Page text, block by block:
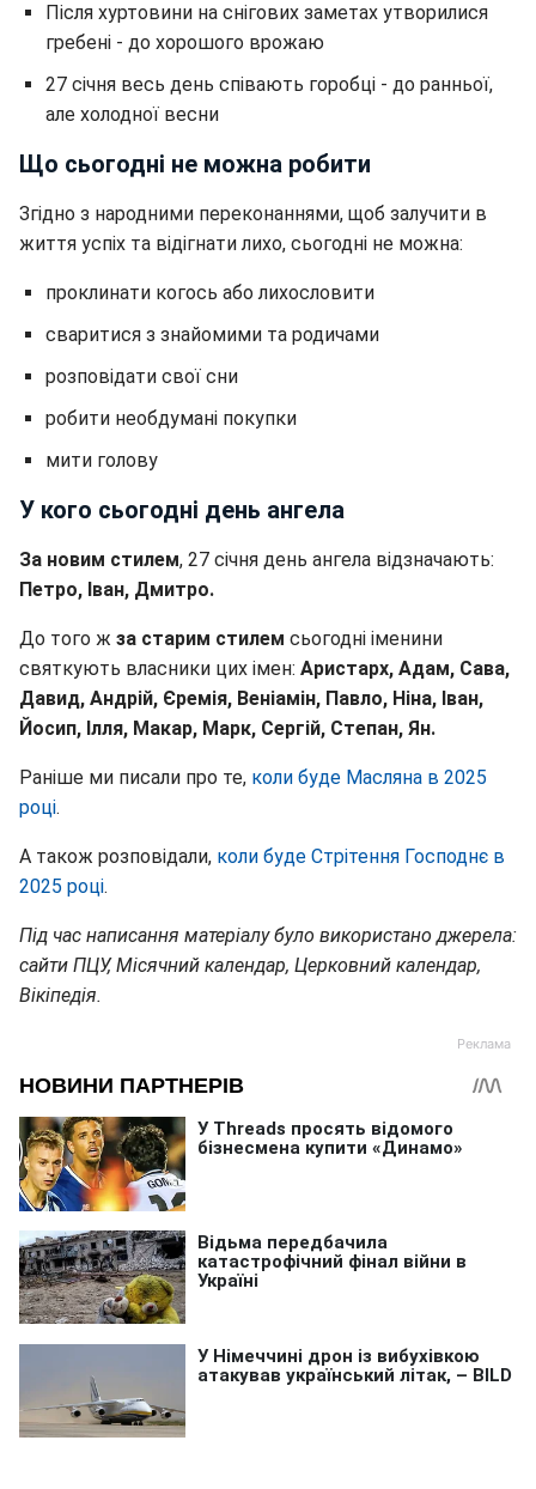
Після хуртовини на снігових заметах утворилися
гребені - до хорошого врожаю
27 січня весь день співають горобці - до ранньої,
але холодної весни
Що сьогодні не можна робити
Згідно з народними переконаннями, щоб залучити в
життя успіх та відігнати лихо, сьогодні не можна:
проклинати когось або лихословити
сваритися з знайомими та родичами
розповідати свої сни
робити необдумані покупки
мити голову
У кого сьогодні день ангела
За новим стилем, 27 січня день ангела відзначають:
Петро, Іван, Дмитро.
До того ж за старим стилем сьогодні іменини
святкують власники цих імен: Аристарх, Адам, Сава,
Давид, Андрій, Єремія, Веніамін, Павло, Ніна, Іван,
Йосип, Ілля, Макар, Марк, Сергій, Степан, Ян.
Раніше ми писали про те, коли буде Масляна в 2025
році.
А також розповідали, коли буде Стрітення Господнє в
2025 році.
Під час написання матеріалу було використано джерела:
сайти ПЦУ, Місячний календар, Церковний календар,
Вікіпедія.